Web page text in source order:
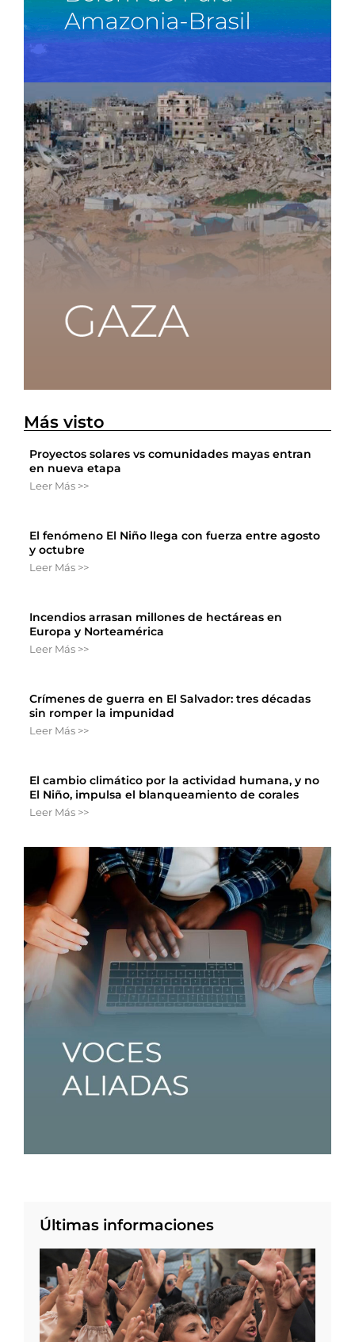
Más visto
Proyectos solares vs comunidades mayas entran
en nueva etapa
Leer Más >>
El fenómeno El Niño llega con fuerza entre agosto
y octubre
Leer Más >>
Incendios arrasan millones de hectáreas en
Europa y Norteamérica
Leer Más >>
Crímenes de guerra en El Salvador: tres décadas
sin romper la impunidad
Leer Más >>
El cambio climático por la actividad humana, y no
El Niño, impulsa el blanqueamiento de corales
Leer Más >>
Últimas informaciones